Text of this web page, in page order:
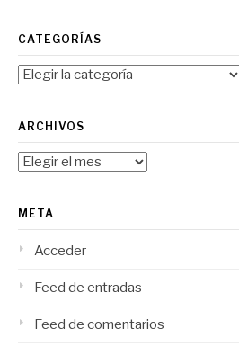
CATEGORÍAS
Categorías
ARCHIVOS
Archivos
META
Acceder
Feed de entradas
Feed de comentarios